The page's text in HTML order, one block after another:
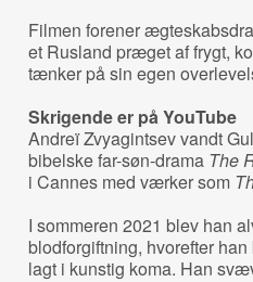
Filmen forener
et Rusland præget af frygt,
tænker på sin egen
Skrigende er på YouTube
Andreï Zvyagintsev vandt
bibelske far-søn-drama The
i Cannes med værker som
I sommeren 2021 blev han
blodforgiftning, hvorefter
lagt i kunstig koma. Han